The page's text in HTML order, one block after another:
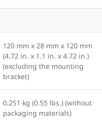
120 mm x 28 mm x 120 mm
(4.72 in. x 1.1 in. x 4.72 in.)
(excluding the mounting
bracket)
0.251 kg (0.55 lbs.) (without
packaging materials)